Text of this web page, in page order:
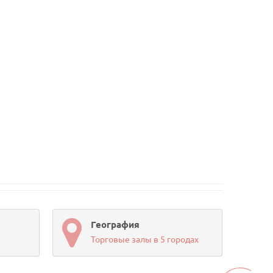
География
Торговые залы в 5 городах